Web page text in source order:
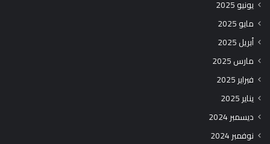
يونيو 2025
مايو 2025
أبريل 2025
مارس 2025
فبراير 2025
يناير 2025
ديسمبر 2024
نوفمبر 2024